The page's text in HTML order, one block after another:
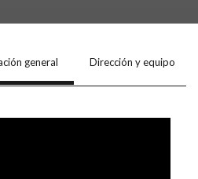
general Dirección y equipo